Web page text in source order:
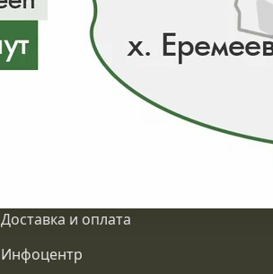
Доставка и оплата
Инфоцентр